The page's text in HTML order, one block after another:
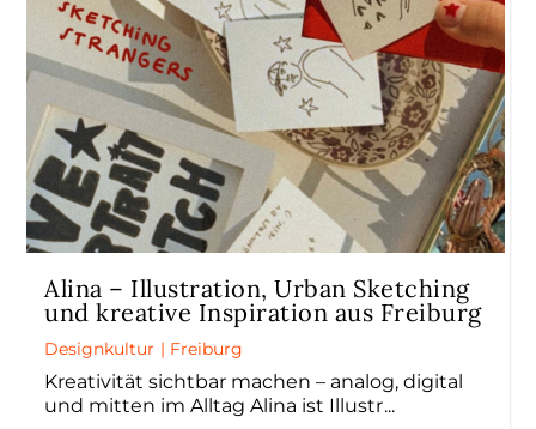
Alina – Illustration, Urban Sketching
und kreative Inspiration aus Freiburg
Designkultur | Freiburg
Kreativität sichtbar machen – analog, digital
und mitten im Alltag Alina ist Illustr